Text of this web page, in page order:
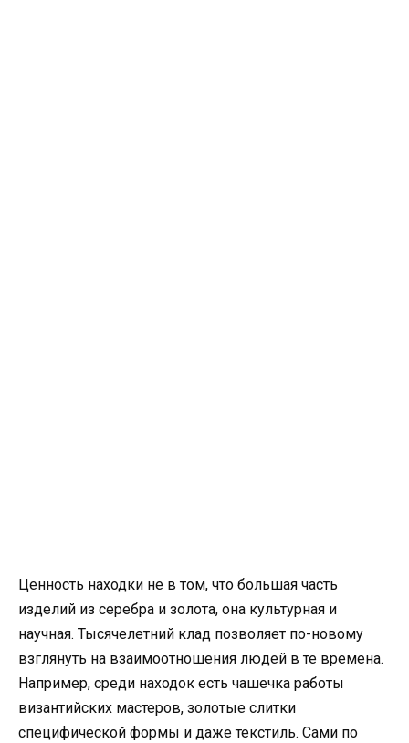
Ценность находки не в том, что большая часть
изделий из серебра и золота, она культурная и
научная. Тысячелетний клад позволяет по-новому
взглянуть на взаимоотношения людей в те времена.
Например, среди находок есть чашечка работы
византийских мастеров, золотые слитки
специфической формы и даже текстиль. Сами по